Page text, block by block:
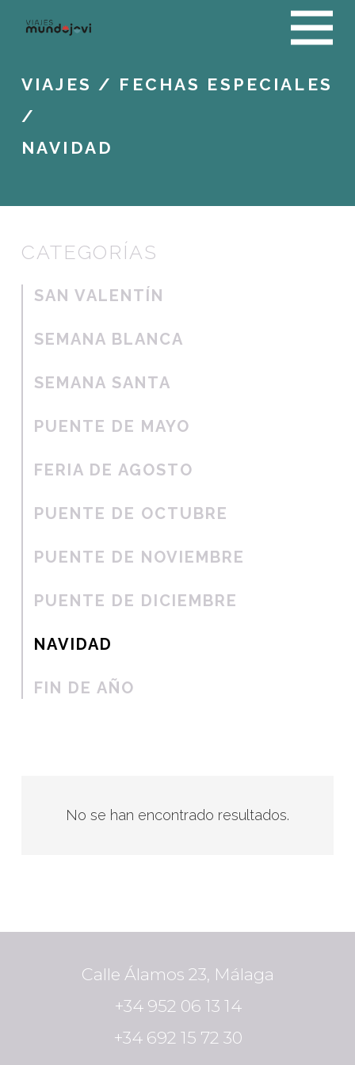
VIAJES / FECHAS ESPECIALES
/
NAVIDAD
CATEGORÍAS
SAN VALENTÍN
SEMANA BLANCA
SEMANA SANTA
PUENTE DE MAYO
FERIA DE AGOSTO
PUENTE DE OCTUBRE
PUENTE DE NOVIEMBRE
PUENTE DE DICIEMBRE
NAVIDAD
FIN DE AÑO
No se han encontrado resultados.
Calle Álamos 23, Málaga
+34 952 06 13 14
+34 692 15 72 30